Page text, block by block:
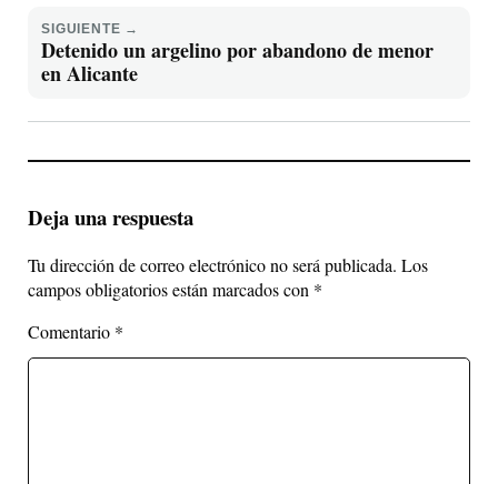
SIGUIENTE →
Detenido un argelino por abandono de menor
en Alicante
Deja una respuesta
Tu dirección de correo electrónico no será publicada. Los
campos obligatorios están marcados con *
Comentario *